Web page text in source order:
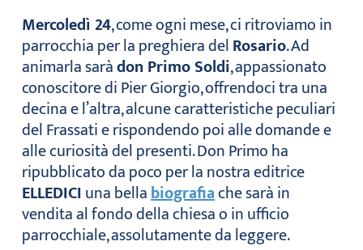
Mercoledì 24, come ogni mese, ci ritroviamo in
parrocchia per la preghiera delRosario. Ad
animarla saràdon Primo Soldi, appassionato
conoscitore di Pier Giorgio, offrendoci tra una
decina e l’altra, alcune caratteristiche peculiari
del Frassati e rispondendo poi alle domande e
alle curiosità del presenti. Don Primo ha
ripubblicato da poco per la nostra editrice
ELLEDICIuna bellabiografiache sarà in
vendita al fondo della chiesa o in ufficio
parrocchiale, assolutamente da leggere.